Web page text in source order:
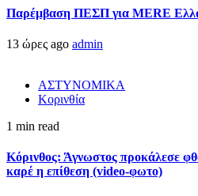
Παρέμβαση ΠΕΣΠ για MERE
13 ώρες ago admin
ΑΣΤΥΝΟΜΙΚΑ
Κορινθία
1 min read
Κόρινθος: Άγνωστος προκάλεσε
καρέ η επίθεση (video-φωτο)